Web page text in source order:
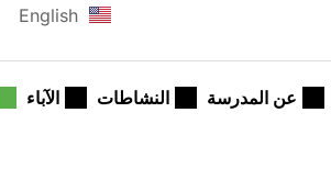
English
عن المدرسة النشاطات الآباء